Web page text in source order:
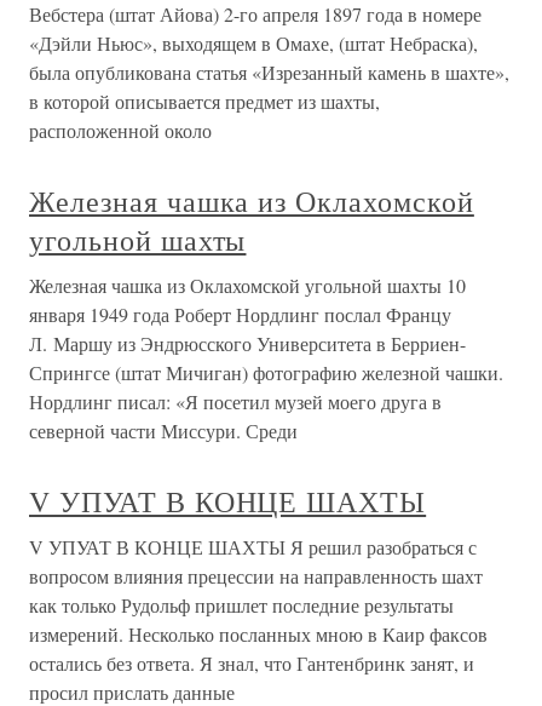
Вебстера (штат Айова) 2-го апреля 1897 года в номере
«Дэйли Ньюс», выходящем в Омахе, (штат Небраска),
была опубликована статья «Изрезанный камень в шахте»,
в которой описывается предмет из шахты,
расположенной около
Железная чашка из Оклахомской
угольной шахты
Железная чашка из Оклахомской угольной шахты 10
января 1949 года Роберт Нордлинг послал Францу
Л. Маршу из Эндрюсского Университета в Берриен-
Спрингсе (штат Мичиган) фотографию железной чашки.
Нордлинг писал: «Я посетил музей моего друга в
северной части Миссури. Среди
V УПУАТ В КОНЦЕ ШАХТЫ
V УПУАТ В КОНЦЕ ШАХТЫ Я решил разобраться с
вопросом влияния прецессии на направленность шахт
как только Рудольф пришлет последние результаты
измерений. Несколько посланных мною в Каир факсов
остались без ответа. Я знал, что Гантенбринк занят, и
просил прислать данные